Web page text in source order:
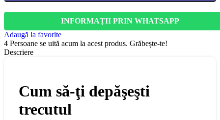
INFORMAȚII PRIN WHATSAPP
Adaugă la favorite
4 Persoane se uită acum la acest produs. Grăbește-te!
Descriere
Cum să-ţi depăşeşti
trecutul